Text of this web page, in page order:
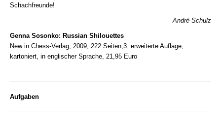
Schachfreunde!
André Schulz
Genna Sosonko: Russian Shilouettes
New in Chess-Verlag, 2009, 222 Seiten,3. erweiterte Auflage,
kartoniert, in englischer Sprache, 21,95 Euro
Aufgaben